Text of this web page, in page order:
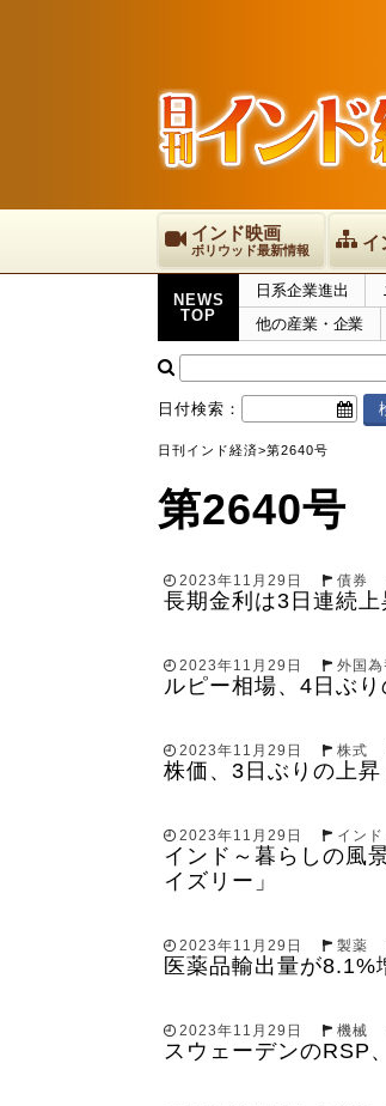
インド映画
ボリウッド最新情報 イ
NEWS
TOP
日系企業進出
他の産業・企業
日付検索：
日刊インド経済>第2640号
第2640号
2023年11月29日 債券
長期金利は3日連続
2023年11月29日 外国為
ルピー相場、4日ぶ
2023年11月29日 株式
株価、3日ぶりの上
2023年11月29日 イン
インド～暮らしの風
イズリー」
2023年11月29日 製薬
医薬品輸出量が
2023年11月29日 機械
スウェーデンのRSP